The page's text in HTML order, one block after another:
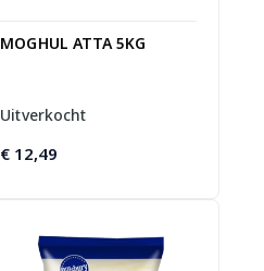
MOGHUL ATTA 5KG
Uitverkocht
€ 12,49